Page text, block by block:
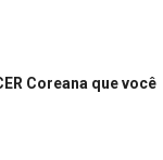
Coreana que você